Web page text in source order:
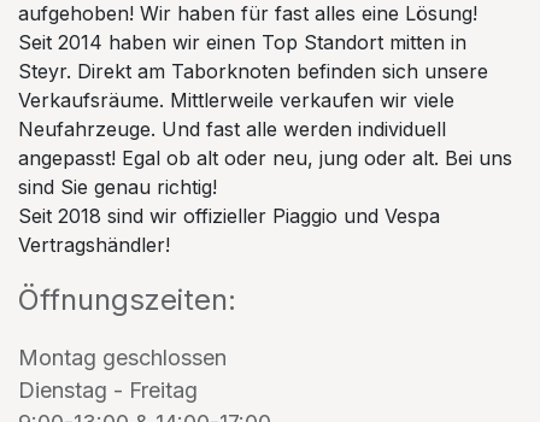
aufgehoben! Wir haben für fast alles eine Lösung!
Seit 2014 haben wir einen Top Standort mitten in
Steyr. Direkt am Taborknoten befinden sich unsere
Verkaufsräume. Mittlerweile verkaufen wir viele
Neufahrzeuge. Und fast alle werden individuell
angepasst! Egal ob alt oder neu, jung oder alt. Bei uns
sind Sie genau richtig!
Seit 2018 sind wir offizieller Piaggio und Vespa
Vertragshändler!
Öffnungszeiten:
Montag geschlossen
Dienstag - Freitag